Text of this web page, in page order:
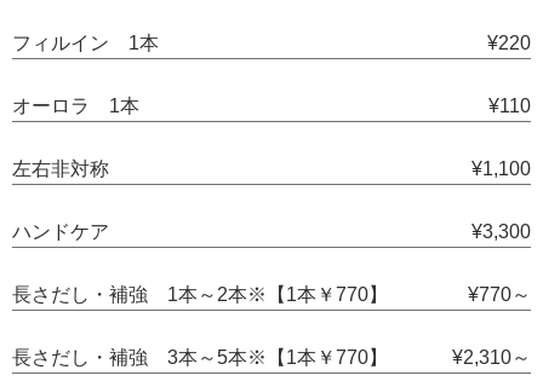
フィルイン 1本 ¥220
オーロラ 1本 ¥110
左右非対称 ¥1,100
ハンドケア ¥3,300
長さだし・補強 1本～2本※【1本￥770】 ¥770～
長さだし・補強 3本～5本※【1本￥770】 ¥2,310～